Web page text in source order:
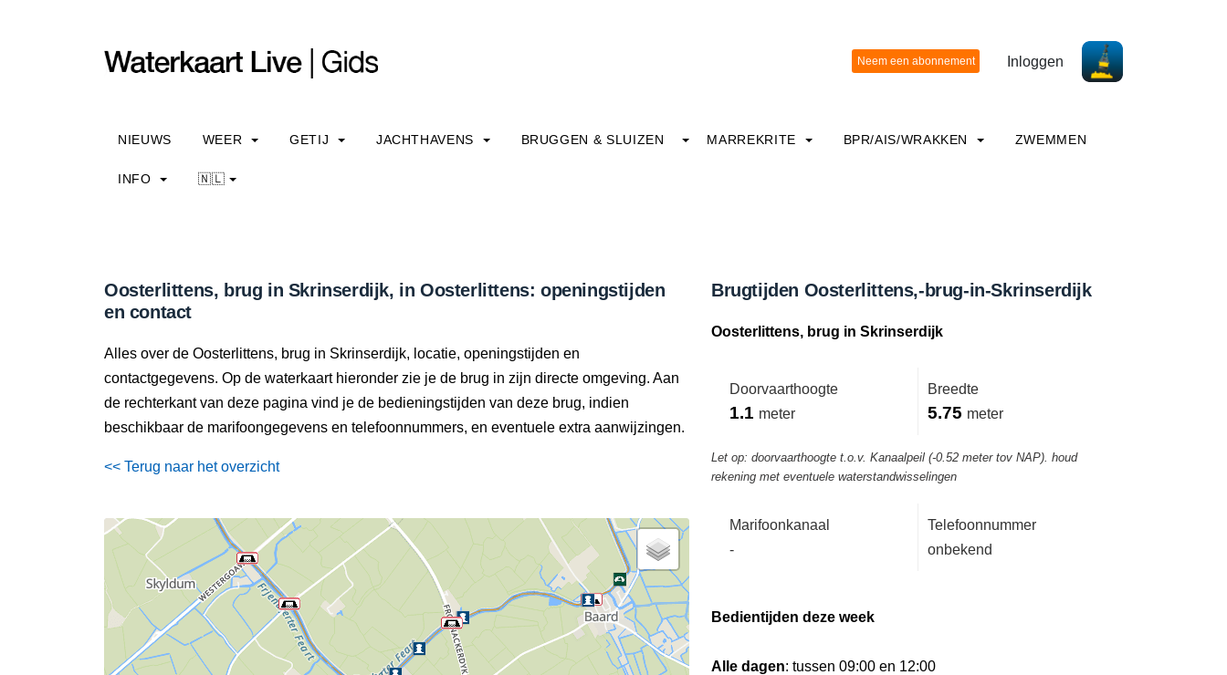
Inloggen
NIEUWS WEER GETIJ JACHTHAVENS BRUGGEN & SLUIZEN MARREKRITE BPR/AIS/WRAKKEN ZWEMMEN
INFO 🇳🇱
Oosterlittens, brug in Skrinserdijk, in Oosterlittens: openingstijden
en contact
Alles over de Oosterlittens, brug in Skrinserdijk, locatie, openingstijden en
contactgegevens. Op de waterkaart hieronder zie je de brug in zijn directe omgeving. Aan
de rechterkant van deze pagina vind je de bedieningstijden van deze brug, indien
beschikbaar de marifoongegevens en telefoonnummers, en eventuele extra aanwijzingen.
<< Terug naar het overzicht
Brugtijden Oosterlittens,-brug-in-Skrinserdijk
Oosterlittens, brug in Skrinserdijk
Doorvaarthoogte
1.1 meter
Breedte
5.75 meter
Let op: doorvaarthoogte t.o.v. Kanaalpeil (-0.52 meter tov NAP). houd
rekening met eventuele waterstandwisselingen
Marifoonkanaal
-
Telefoonnummer
onbekend
Bedientijden deze week
Alle dagen: tussen 09:00 en 12:00